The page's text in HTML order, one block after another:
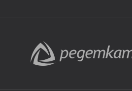
Çekmeköy Pegem
Kadıköy Pegem
Pendik Pegem